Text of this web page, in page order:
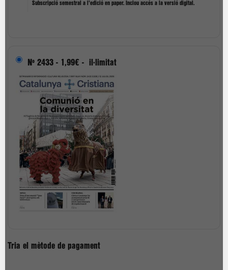
Subscripció semestral a l'edició en paper. Inclou accés a la versió digital.
Nº 2433 - 1,99€ - il·limitat
Tria el mètode de pagament